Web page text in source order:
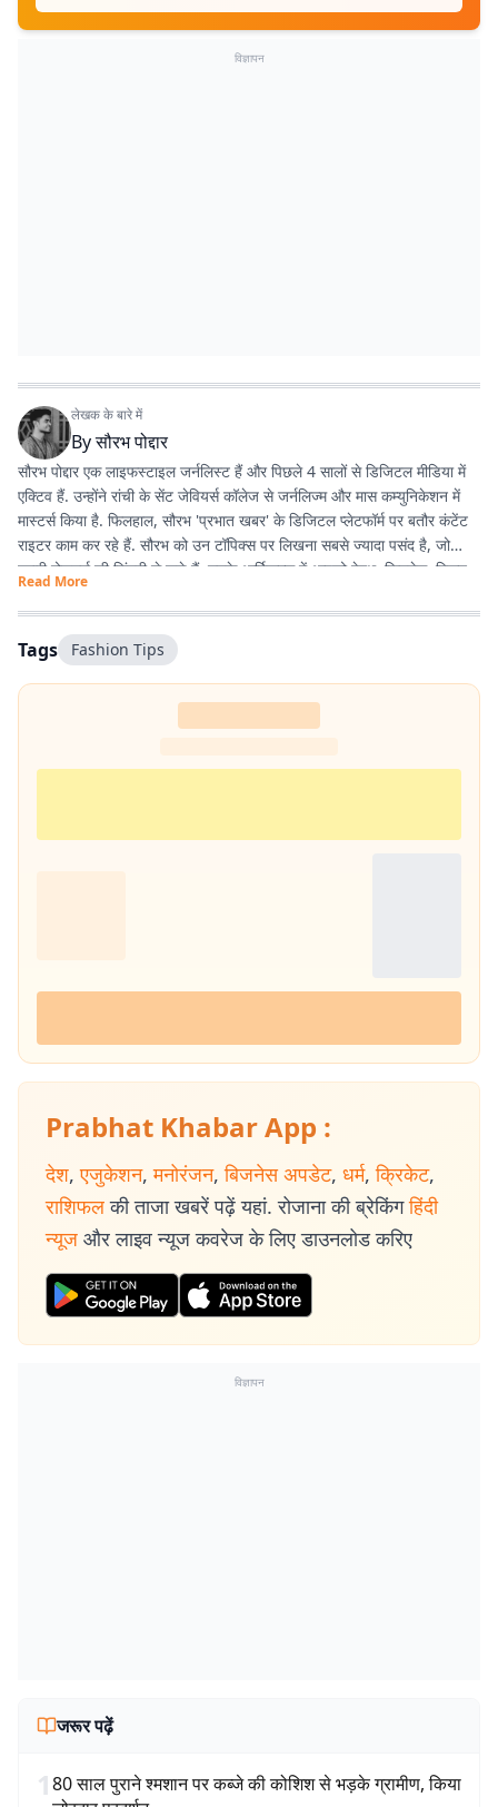
विज्ञापन
लेखक के बारे में
Byसौरभ पोद्दार
सौरभ पोद्दार एक लाइफस्टाइल जर्नलिस्ट हैं और पिछले 4 सालों से डिजिटल मीडिया में
एक्टिव हैं. उन्होंने रांची के सेंट जेवियर्स कॉलेज से जर्नलिज्म और मास कम्युनिकेशन में
मास्टर्स किया है. फिलहाल, सौरभ 'प्रभात खबर' के डिजिटल प्लेटफॉर्म पर बतौर कंटेंट
राइटर काम कर रहे हैं. सौरभ को उन टॉपिक्स पर लिखना सबसे ज्यादा पसंद है, जो
हमारी रोजमर्रा की जिंदगी से जुड़े हैं. उनके आर्टिकल्स में आपको हेल्थ, फिटनेस, स्किन-
हेयर केयर, पेरेंटिंग, हेल्दी रेसिपीज, घरेलू नुस्खे, रिलेशनशिप और वास्तु शास्त्र जैसी
उपयोगी जानकारियां मिलेंगी. फिटनेस और अच्छी सेहत सौरभ की निजी जिंदगी का भी
अहम हिस्सा हैं. वे जिन विषयों पर लिखते हैं, उन्हें अपनी रूटीन में फॉलो भी करते हैं.
उनका मानना है कि जब आप किसी चीज को खुद एक्सपीरियंस करते हैं, तभी दूसरों तक
सही और प्रैक्टिकल जानकारी पहुंचा सकते हैं. उनकी हमेशा यही कोशिश रहती है कि वे
SEO-फ्रेंडली होते हैं.
Read More
Tags Fashion Tips
Prabhat Khabar App :
देश, एजुकेशन, मनोरंजन, बिजनेस अपडेट, धर्म, क्रिकेट,
राशिफल की ताजा खबरें पढ़ें यहां. रोजाना की ब्रेकिंग हिंदी
न्यूज और लाइव न्यूज कवरेज के लिए डाउनलोड करिए
विज्ञापन
जरूर पढ़ें
180 साल पुराने श्मशान पर कब्जे की कोशिश से भड़के ग्रामीण, किया